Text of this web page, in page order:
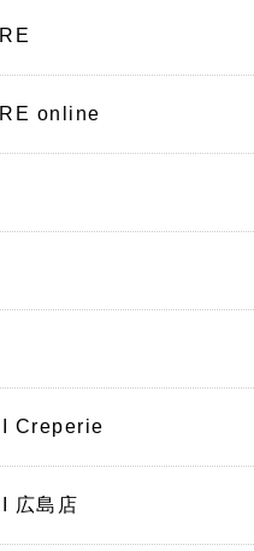
online
Creperie
広島店